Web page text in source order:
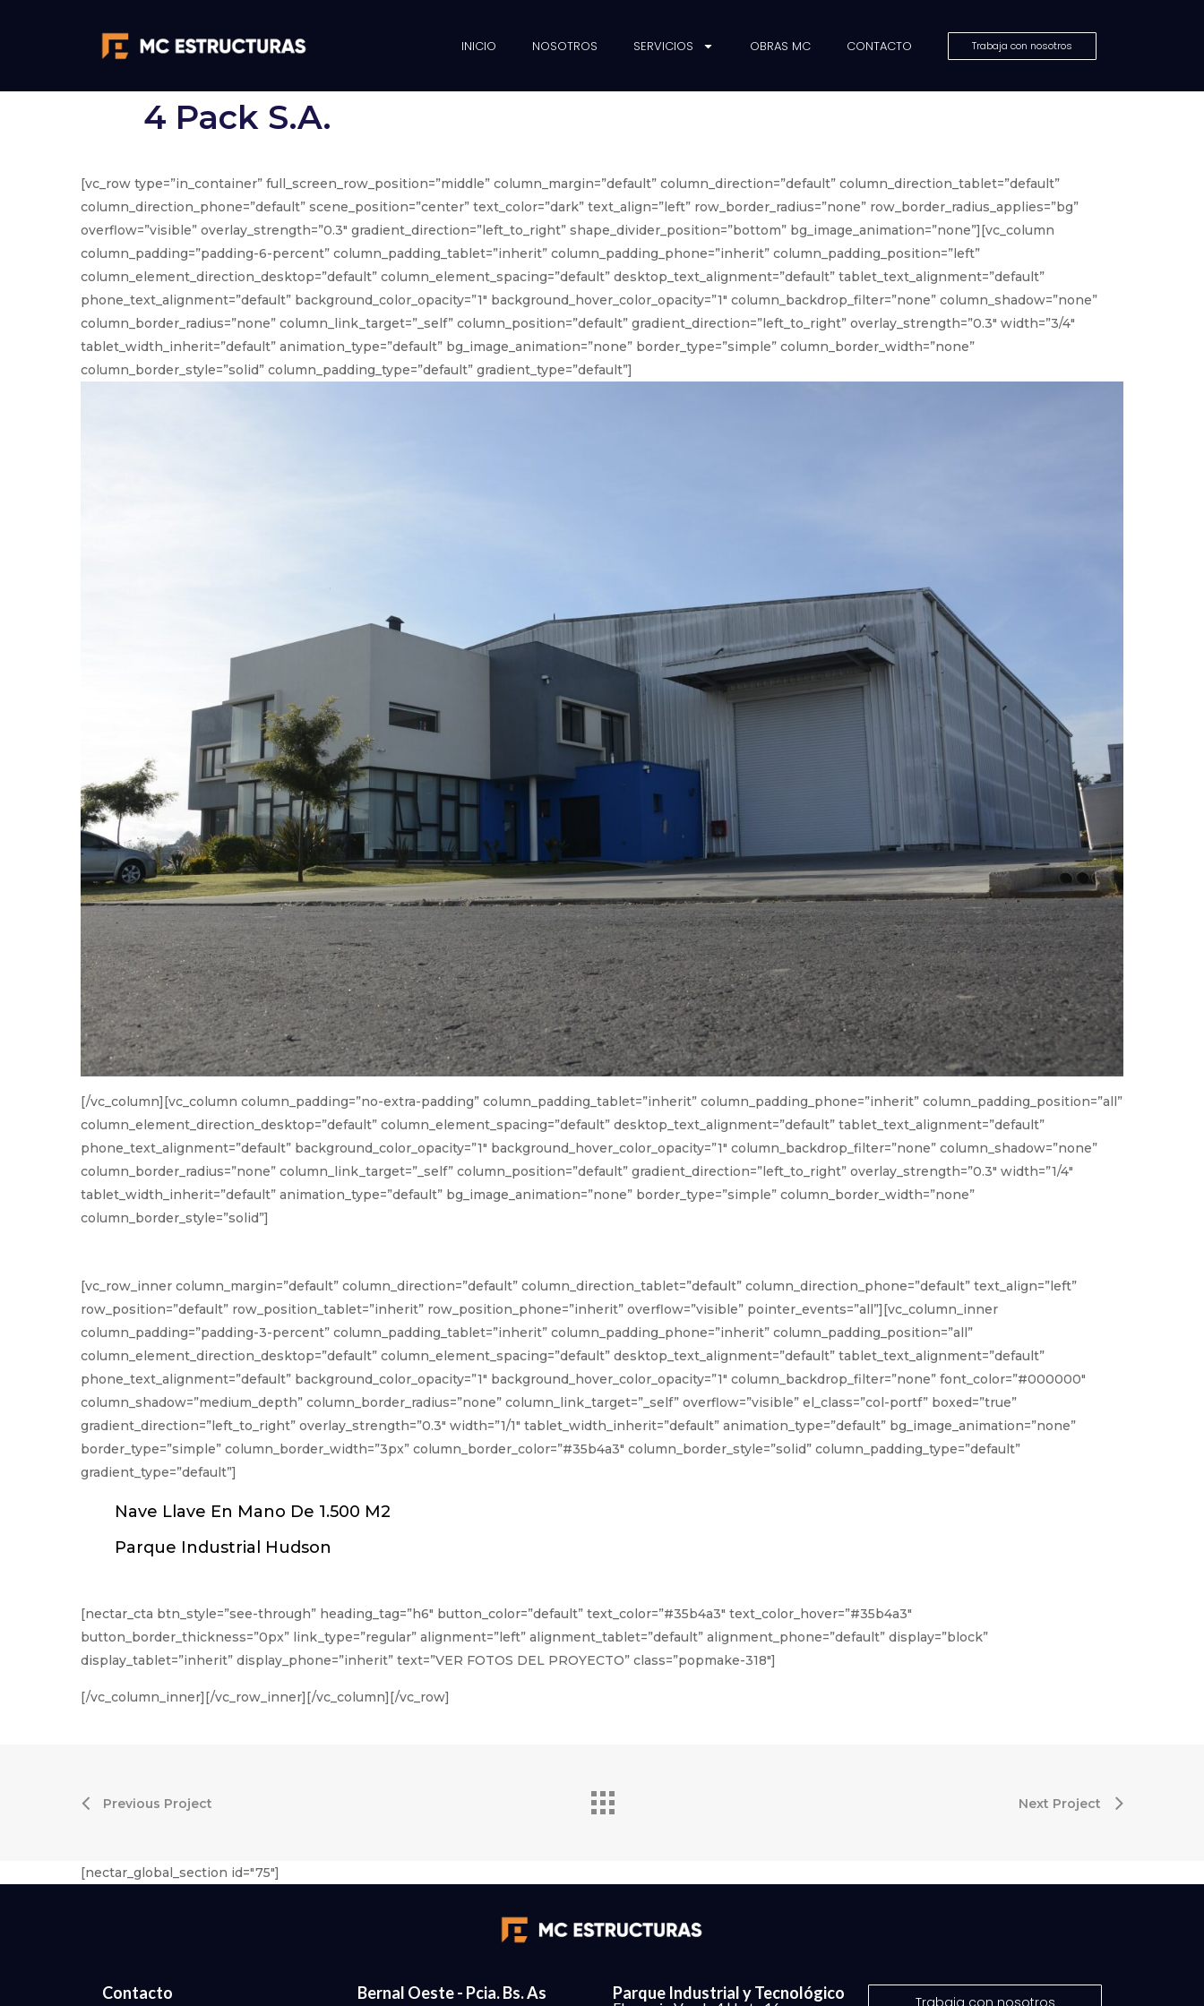
INICIO NOSOTROS SERVICIOS OBRAS MC CONTACTO Trabaja con nosotros
4 Pack S.A.
[vc_row type=”in_container” full_screen_row_position=”middle” column_margin=”default” column_direction=”default” column_direction_tablet=”default”
column_direction_phone=”default” scene_position=”center” text_color=”dark” text_align=”left” row_border_radius=”none” row_border_radius_applies=”bg”
overflow=”visible” overlay_strength=”0.3″ gradient_direction=”left_to_right” shape_divider_position=”bottom” bg_image_animation=”none”][vc_column
column_padding=”padding-6-percent” column_padding_tablet=”inherit” column_padding_phone=”inherit” column_padding_position=”left”
column_element_direction_desktop=”default” column_element_spacing=”default” desktop_text_alignment=”default” tablet_text_alignment=”default”
phone_text_alignment=”default” background_color_opacity=”1″ background_hover_color_opacity=”1″ column_backdrop_filter=”none” column_shadow=”none”
column_border_radius=”none” column_link_target=”_self” column_position=”default” gradient_direction=”left_to_right” overlay_strength=”0.3″ width=”3/4″
tablet_width_inherit=”default” animation_type=”default” bg_image_animation=”none” border_type=”simple” column_border_width=”none”
column_border_style=”solid” column_padding_type=”default” gradient_type=”default”]
[/vc_column][vc_column column_padding=”no-extra-padding” column_padding_tablet=”inherit” column_padding_phone=”inherit” column_padding_position=”all”
column_element_direction_desktop=”default” column_element_spacing=”default” desktop_text_alignment=”default” tablet_text_alignment=”default”
phone_text_alignment=”default” background_color_opacity=”1″ background_hover_color_opacity=”1″ column_backdrop_filter=”none” column_shadow=”none”
column_border_radius=”none” column_link_target=”_self” column_position=”default” gradient_direction=”left_to_right” overlay_strength=”0.3″ width=”1/4″
tablet_width_inherit=”default” animation_type=”default” bg_image_animation=”none” border_type=”simple” column_border_width=”none”
column_border_style=”solid”]
[vc_row_inner column_margin=”default” column_direction=”default” column_direction_tablet=”default” column_direction_phone=”default” text_align=”left”
row_position=”default” row_position_tablet=”inherit” row_position_phone=”inherit” overflow=”visible” pointer_events=”all”][vc_column_inner
column_padding=”padding-3-percent” column_padding_tablet=”inherit” column_padding_phone=”inherit” column_padding_position=”all”
column_element_direction_desktop=”default” column_element_spacing=”default” desktop_text_alignment=”default” tablet_text_alignment=”default”
phone_text_alignment=”default” background_color_opacity=”1″ background_hover_color_opacity=”1″ column_backdrop_filter=”none” font_color=”#000000″
column_shadow=”medium_depth” column_border_radius=”none” column_link_target=”_self” overflow=”visible” el_class=”col-portf” boxed=”true”
gradient_direction=”left_to_right” overlay_strength=”0.3″ width=”1/1″ tablet_width_inherit=”default” animation_type=”default” bg_image_animation=”none”
border_type=”simple” column_border_width=”3px” column_border_color=”#35b4a3″ column_border_style=”solid” column_padding_type=”default”
gradient_type=”default”]
Nave Llave En Mano De 1.500 M2
Parque Industrial Hudson
[nectar_cta btn_style=”see-through” heading_tag=”h6″ button_color=”default” text_color=”#35b4a3″ text_color_hover=”#35b4a3″
button_border_thickness=”0px” link_type=”regular” alignment=”left” alignment_tablet=”default” alignment_phone=”default” display=”block”
display_tablet=”inherit” display_phone=”inherit” text=”VER FOTOS DEL PROYECTO” class=”popmake-318″]
[/vc_column_inner][/vc_row_inner][/vc_column][/vc_row]
Previous Project Next Project
[nectar_global_section id="75"]
Contacto Bernal Oeste - Pcia. Bs. As Parque Industrial y Tecnológico